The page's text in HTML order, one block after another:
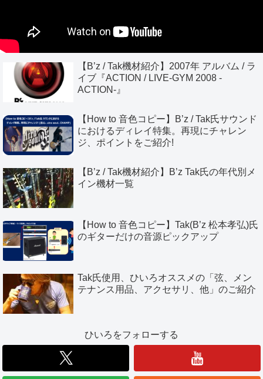
【B’z / Tak機材紹介】2007年 アルバム / ラ
イブ『ACTION / LIVE-GYM 2008 -
ACTION-』
【How to 音色コピー】B’z / Tak氏サウンド
におけるディレイ特集。再現にチャレン
ジ、ポイントをご紹介!
【B’z / Tak機材紹介】B’z Tak氏の年代別メ
イン機材一覧
【How to 音色コピー】Tak(B’z 松本孝弘)氏
のギターだけの音源ピックアップ
Tak氏使用、ひいろオススメの「弦、メン
テナンス用品、アクセサリ、他」のご紹介
ひいろをフォローする